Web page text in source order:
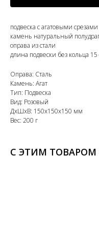
подвеска с агатовыми
камень натуральный
оправа из стали
длина подвески без кольца
Оправа: Сталь
Камень: Агат
Тип: Подвеска
Вид: Розовый
ДxШxВ: 150x150x150 мм
Вес: 200 г
С ЭТИМ